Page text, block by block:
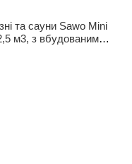
та сауни Sawo Mini
м3, з вбудованим